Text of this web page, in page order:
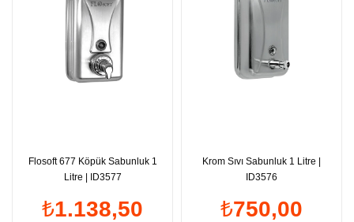
Flosoft 677 Köpük Sabunluk 1
Litre | ID3577
₺1.138,50
Krom Sıvı Sabunluk 1 Litre |
ID3576
₺750,00